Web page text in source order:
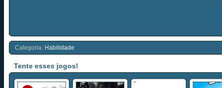
Categoria: Habilidade
Tente esses jogos!